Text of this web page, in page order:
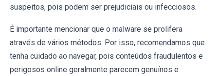
suspeitos, pois podem ser prejudiciais ou infecciosos.
É importante mencionar que o malware se prolifera
através de vários métodos. Por isso, recomendamos que
tenha cuidado ao navegar, pois conteúdos fraudulentos e
perigosos online geralmente parecem genuínos e